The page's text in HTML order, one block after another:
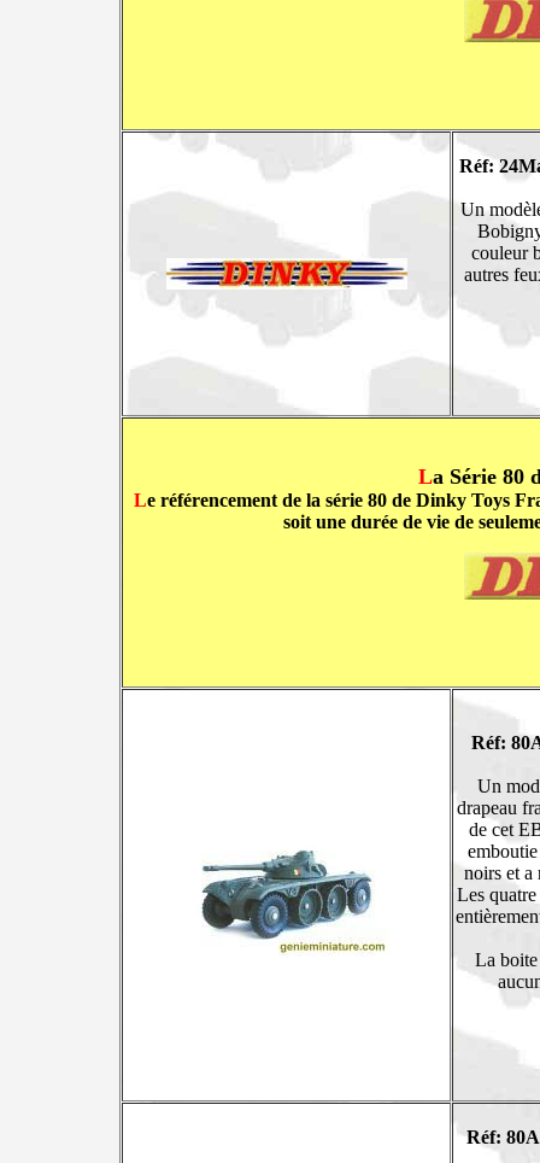
Réf:
Un
couleur
autres
La Série 80
Le référencement de la série 80 de Dinky Toys
soit une durée de vie de
Réf:
Un
drapeau
de cet
noirs et a
Les
La
Réf: